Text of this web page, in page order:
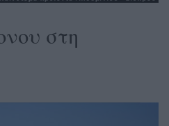
στη